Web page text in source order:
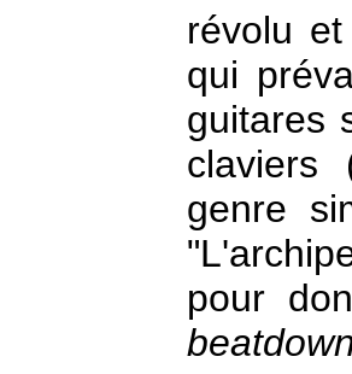
révolu
qui
guitares
claviers
genre
pour